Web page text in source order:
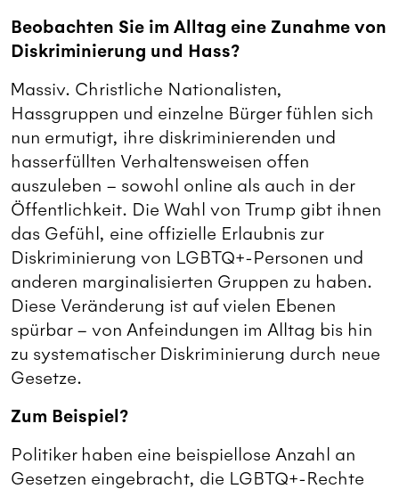
Beobachten Sie im Alltag eine Zunahme von
Diskriminierung und Hass?
Massiv. Christliche Nationalisten,
Hassgruppen und einzelne Bürger fühlen sich
nun ermutigt, ihre diskriminierenden und
hasserfüllten Verhaltensweisen offen
auszuleben – sowohl online als auch in der
Öffentlichkeit. Die Wahl von Trump gibt ihnen
das Gefühl, eine offizielle Erlaubnis zur
Diskriminierung von LGBTQ+-Personen und
anderen marginalisierten Gruppen zu haben.
Diese Veränderung ist auf vielen Ebenen
spürbar – von Anfeindungen im Alltag bis hin
zu systematischer Diskriminierung durch neue
Gesetze.
Zum Beispiel?
Politiker haben eine beispiellose Anzahl an
Gesetzen eingebracht, die LGBTQ+-Rechte